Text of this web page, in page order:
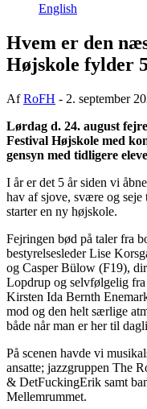
English
Hvem er den
Højskole fylder
AfRoFH - 2. september
Lørdag d. 24. august
Festival Højskole med
gensyn med tidligere
I år er det 5 år siden vi
hav af sjove, svære og
starter en ny højskole.
Fejringen bød på taler fra
bestyrelsesleder Lise
og Casper Bülow (F19),
Lopdrup og selvfølgelig
Kirsten Ida Bernth
mod og den helt særlige
både når man er her til
På scenen havde vi
ansatte; jazzgruppen The
& DetFuckingErik samt
Mellemrummet.